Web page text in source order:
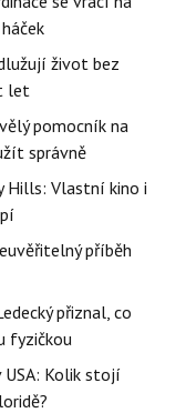
život bez
let
pomocník na
správně
Hills: Vlastní kino i
příběh
přiznal, co
fyzičkou
USA: Kolik stojí